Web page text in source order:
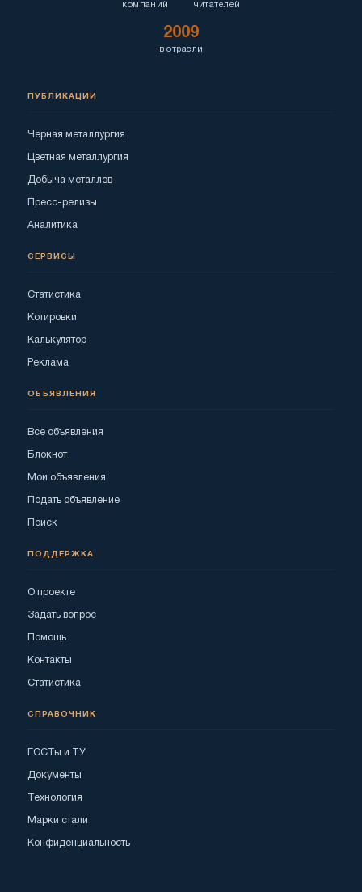
компаний читателей
2009
в отрасли
ПУБЛИКАЦИИ
Черная металлургия
Цветная металлургия
Добыча металлов
Пресс-релизы
Аналитика
СЕРВИСЫ
Статистика
Котировки
Калькулятор
Реклама
ОБЪЯВЛЕНИЯ
Все объявления
Блокнот
Мои объявления
Подать объявление
Поиск
ПОДДЕРЖКА
О проекте
Задать вопрос
Помощь
Контакты
Статистика
СПРАВОЧНИК
ГОСТы и ТУ
Документы
Технология
Марки стали
Конфиденциальность